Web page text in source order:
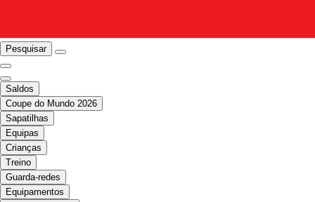
Pesquisar
Saldos
Coupe do Mundo 2026
Sapatilhas
Equipas
Crianças
Treino
Guarda-redes
Equipamentos